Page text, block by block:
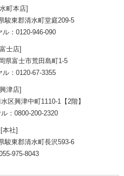
町本店]
東郡清水町堂庭209-5
ル：0120-946-090
士店]
県富士市荒田島町1-5
ル：0120-67-3355
津店]
区興津中町1110-1【2階】
：0800-200-2320
[本社]
東郡清水町長沢593-6
975-8043